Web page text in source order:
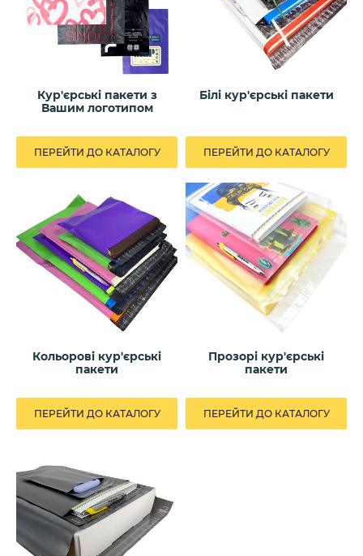
Кур'єрські пакети з
Вашим логотипом
ПЕРЕЙТИ ДО КАТАЛОГУ
Білі кур'єрські пакети
ПЕРЕЙТИ ДО КАТАЛОГУ
Кольорові кур'єрські
пакети
ПЕРЕЙТИ ДО КАТАЛОГУ
Прозорі кур'єрські
пакети
ПЕРЕЙТИ ДО КАТАЛОГУ